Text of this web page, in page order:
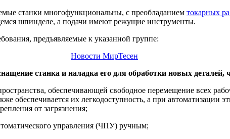
станки многофункциональны, с преобладанием токарных
шпинделе, а подачи имеют режущие инструменты.
предъявляемые к указанной группе:
Новости МирТесен
станка и наладка его для обработки новых деталей,
обеспечивающей свободное перемещение всех
обеспечивается их легкодоступность, а при
от загрязнения;
управления (ЧПУ) ручным;